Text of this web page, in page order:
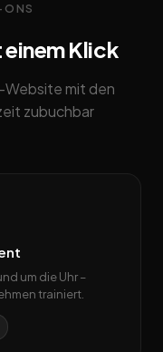
einem Klick
mit den
zubuchbar
um die Uhr –
trainiert.